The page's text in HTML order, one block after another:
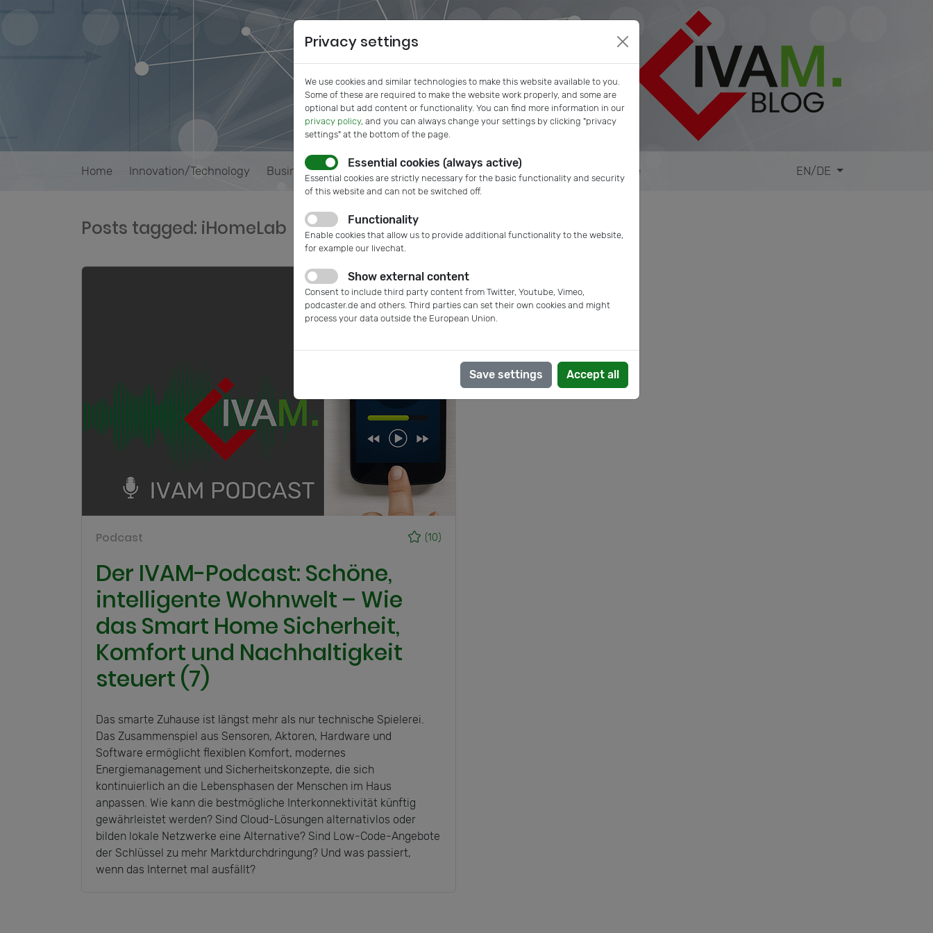
Home Innovation/Technology Business IVAM InSide Podcast Microtech Guide IVAM Website EN/DE
Posts tagged: iHomeLab
(10)
Podcast
Der IVAM-Podcast: Schöne,
intelligente Wohnwelt – Wie
das Smart Home Sicherheit,
Komfort und Nachhaltigkeit
steuert (7)
Das smarte Zuhause ist längst mehr als nur technische Spielerei.
Das Zusammenspiel aus Sensoren, Aktoren, Hardware und
Software ermöglicht flexiblen Komfort, modernes
Energiemanagement und Sicherheitskonzepte, die sich
kontinuierlich an die Lebensphasen der Menschen im Haus
anpassen. Wie kann die bestmögliche Interkonnektivität künftig
gewährleistet werden? Sind Cloud-Lösungen alternativlos oder
bilden lokale Netzwerke eine Alternative? Sind Low-Code-Angebote
der Schlüssel zu mehr Marktdurchdringung? Und was passiert,
wenn das Internet mal ausfällt?
Privacy settings
We use cookies and similar technologies to make this website available to you.
Some of these are required to make the website work properly, and some are
optional but add content or functionality. You can find more information in our
privacy policy, and you can always change your settings by clicking "privacy
settings" at the bottom of the page.
Essential cookies (always active)
Essential cookies are strictly necessary for the basic functionality and security
of this website and can not be switched off.
Functionality
Enable cookies that allow us to provide additional functionality to the website,
for example our livechat.
Show external content
Consent to include third party content from Twitter, Youtube, Vimeo,
podcaster.de and others. Third parties can set their own cookies and might
process your data outside the European Union.
Save settings Accept all